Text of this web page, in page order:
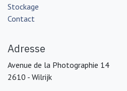
Stockage
Contact
Adresse
Avenue de la Photographie 14
2610 - Wilrijk